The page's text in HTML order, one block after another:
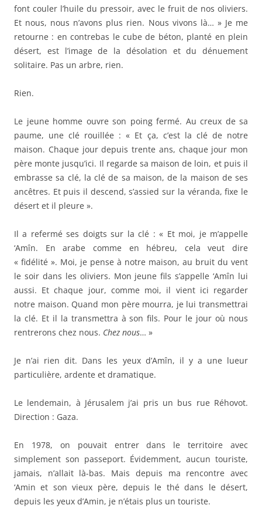
font couler l’huile du pressoir, avec le fruit de nos oliviers.
Et nous, nous n’avons plus rien. Nous vivons là… » Je me
retourne : en contrebas le cube de béton, planté en plein
désert, est l’image de la désolation et du dénuement
solitaire. Pas un arbre, rien.
Rien.
Le jeune homme ouvre son poing fermé. Au creux de sa
paume, une clé rouillée : « Et ça, c’est la clé de notre
maison. Chaque jour depuis trente ans, chaque jour mon
père monte jusqu’ici. Il regarde sa maison de loin, et puis il
embrasse sa clé, la clé de sa maison, de la maison de ses
ancêtres. Et puis il descend, s’assied sur la véranda, fixe le
désert et il pleure ».
Il a refermé ses doigts sur la clé : « Et moi, je m’appelle
‘Amîn. En arabe comme en hébreu, cela veut dire
« fidélité ». Moi, je pense à notre maison, au bruit du vent
le soir dans les oliviers. Mon jeune fils s’appelle ‘Amîn lui
aussi. Et chaque jour, comme moi, il vient ici regarder
notre maison. Quand mon père mourra, je lui transmettrai
la clé. Et il la transmettra à son fils. Pour le jour où nous
rentrerons chez nous. Chez nous… »
Je n’ai rien dit. Dans les yeux d’Amîn, il y a une lueur
particulière, ardente et dramatique.
Le lendemain, à Jérusalem j’ai pris un bus rue Réhovot.
Direction : Gaza.
En 1978, on pouvait entrer dans le territoire avec
simplement son passeport. Évidemment, aucun touriste,
jamais, n’allait là-bas. Mais depuis ma rencontre avec
‘Amin et son vieux père, depuis le thé dans le désert,
depuis les yeux d’Amin, je n’étais plus un touriste.